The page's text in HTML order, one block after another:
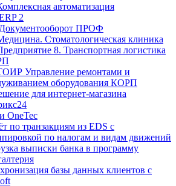
автоматизация
2
ПРОФ
Стоматологическая клиника
8. Транспортная логистика
Управление ремонтами и
оборудования КОРП
для интернет-магазина
OneTec
по транзакциям из EDS с
по налогам и видам движений
выписки банка в программу
базы данных клиентов с